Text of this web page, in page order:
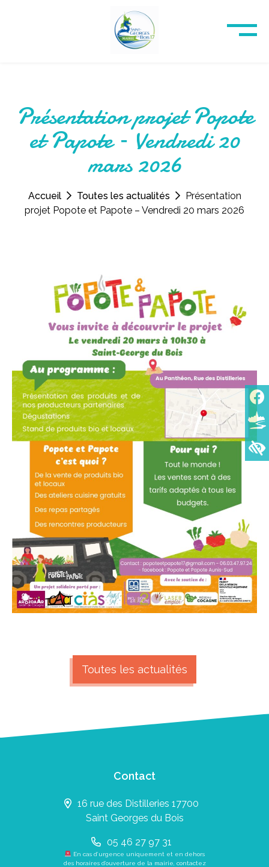
Présentation projet Popote
et Papote – Vendredi 20
mars 2026
Accueil Toutes les actualités
Présentation
projet Popote et Papote – Vendredi 20 mars 2026
Toutes les actualités
Contact
16 rue des Distilleries 17700
Saint Georges du Bois
05 46 27 97 31
En cas d’urgence uniquement et en dehors
des horaires d’ouverture de la mairie, contactez